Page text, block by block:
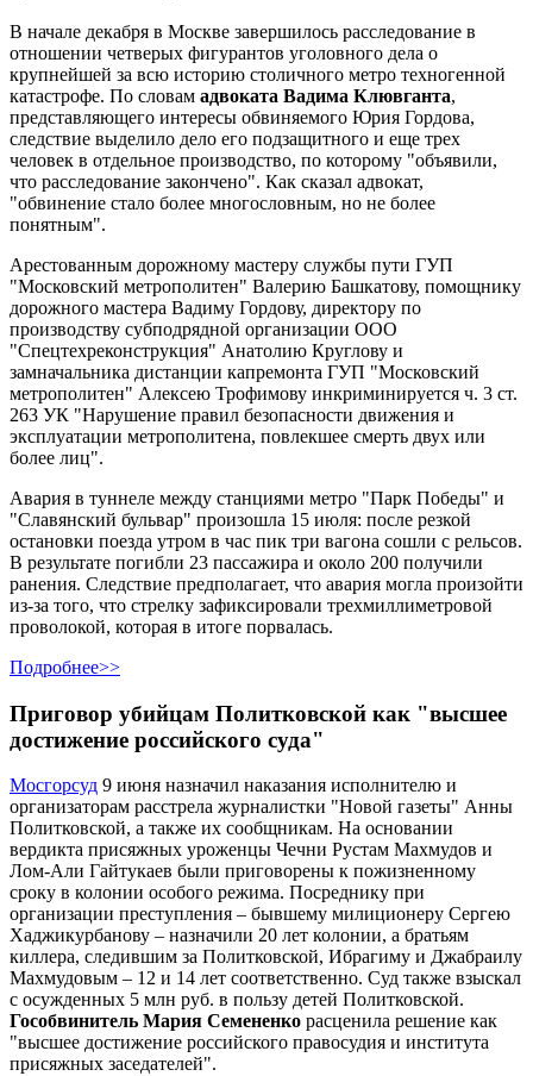
В начале декабря в Москве завершилось расследование в
отношении четверых фигурантов уголовного дела о
крупнейшей за всю историю столичного метро техногенной
катастрофе. По словам адвоката Вадима Клювганта,
представляющего интересы обвиняемого Юрия Гордова,
следствие выделило дело его подзащитного и еще трех
человек в отдельное производство, по которому "объявили,
что расследование закончено". Как сказал адвокат,
"обвинение стало более многословным, но не более
понятным".
Арестованным дорожному мастеру службы пути ГУП
"Московский метрополитен" Валерию Башкатову, помощнику
дорожного мастера Вадиму Гордову, директору по
производству субподрядной организации ООО
"Спецтехреконструкция" Анатолию Круглову и
замначальника дистанции капремонта ГУП "Московский
метрополитен" Алексею Трофимову инкриминируется ч. 3 ст.
263 УК "Нарушение правил безопасности движения и
эксплуатации метрополитена, повлекшее смерть двух или
более лиц".
Авария в туннеле между станциями метро "Парк Победы" и
"Славянский бульвар" произошла 15 июля: после резкой
остановки поезда утром в час пик три вагона сошли с рельсов.
В результате погибли 23 пассажира и около 200 получили
ранения. Следствие предполагает, что авария могла произойти
из-за того, что стрелку зафиксировали трехмиллиметровой
проволокой, которая в итоге порвалась.
Подробнее>>
Приговор убийцам Политковской как "высшее
достижение российского суда"
Мосгорсуд 9 июня назначил наказания исполнителю и
организаторам расстрела журналистки "Новой газеты" Анны
Политковской, а также их сообщникам. На основании
вердикта присяжных уроженцы Чечни Рустам Махмудов и
Лом-Али Гайтукаев были приговорены к пожизненному
сроку в колонии особого режима. Посреднику при
организации преступления – бывшему милиционеру Сергею
Хаджикурбанову – назначили 20 лет колонии, а братьям
киллера, следившим за Политковской, Ибрагиму и Джабраилу
Махмудовым – 12 и 14 лет соответственно. Суд также взыскал
с осужденных 5 млн руб. в пользу детей Политковской.
Гособвинитель Мария Семененко расценила решение как
"высшее достижение российского правосудия и института
присяжных заседателей".